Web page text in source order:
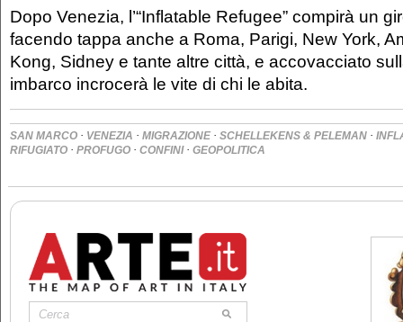
Dopo Venezia, l’“Inflatable Refugee” compirà un
facendo tappa anche a Roma, Parigi, New York,
Kong, Sidney e tante altre città, e accovacciato
imbarco incrocerà le vite di chi le abita.
SAN MARCO · VENEZIA · MIGRAZIONE · SCHELLEKENS & PELEMAN ·
RIFUGIATO · PROFUGO · CONFINI· GEOPOLITICA